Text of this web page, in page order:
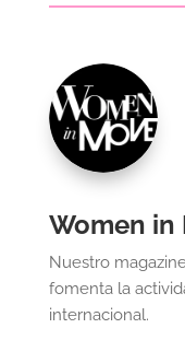
Women in
Nuestro
fomenta la
internacional.